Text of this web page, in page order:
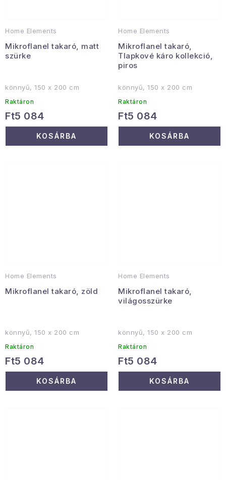
Home Elements
Mikroflanel takaró, matt
szürke
könnyű, 150 x 200 cm
Raktáron
Ft5 084
KOSÁRBA
Home Elements
Mikroflanel takaró,
Tlapkové káro kollekció,
piros
könnyű, 150 x 200 cm
Raktáron
Ft5 084
KOSÁRBA
Home Elements
Mikroflanel takaró, zöld
könnyű, 150 x 200 cm
Raktáron
Ft5 084
KOSÁRBA
Home Elements
Mikroflanel takaró,
világosszürke
könnyű, 150 x 200 cm
Raktáron
Ft5 084
KOSÁRBA